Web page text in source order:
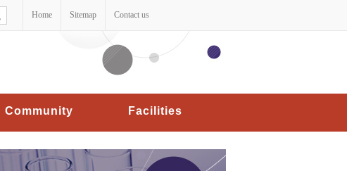
Home Sitemap Contact us
Community Facilities